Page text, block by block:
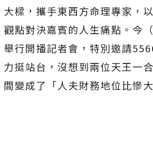
大樑， 攜手東西方命理專家，
觀點對決嘉賓的人生痛點。今（
舉行開播記者會， 特別邀請
力挺站台，沒想到兩位天王一合
間變成了「人夫財務地位比慘